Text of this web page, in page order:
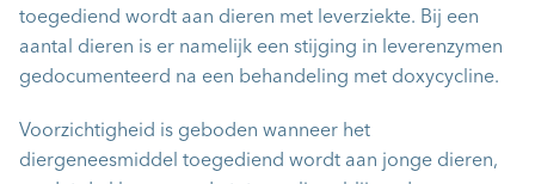
toegediend wordt aan dieren met leverziekte. Bij een
aantal dieren is er namelijk een stijging in leverenzymen
gedocumenteerd na een behandeling met doxycycline.
Voorzichtigheid is geboden wanneer het
diergeneesmiddel toegediend wordt aan jonge dieren,